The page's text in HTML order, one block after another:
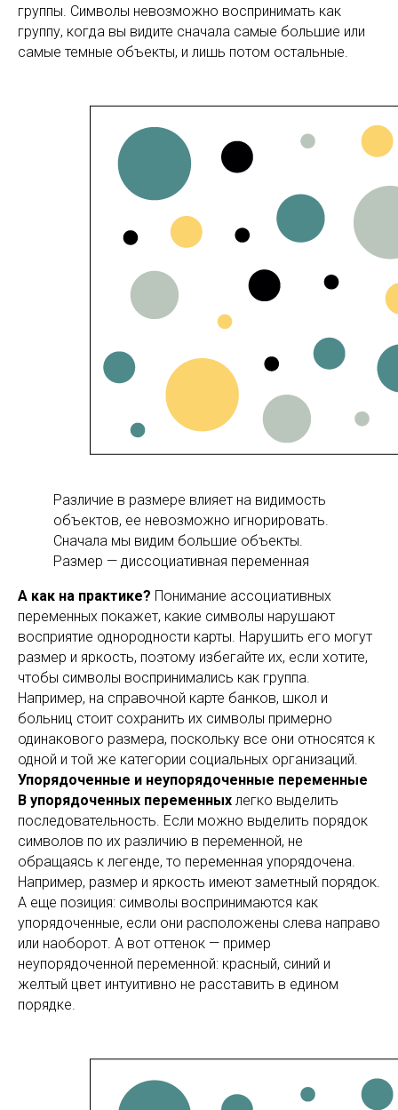
группы. Символы невозможно воспринимать как
группу, когда вы видите сначала самые большие или
самые темные объекты, и лишь потом остальные.
Различие в размере влияет на видимость
объектов, ее невозможно игнорировать.
Сначала мы видим большие объекты.
Размер — диссоциативная переменная
А как на практике? Понимание ассоциативных
переменных покажет, какие символы нарушают
восприятие однородности карты. Нарушить его могут
размер и яркость, поэтому избегайте их, если хотите,
чтобы символы воспринимались как группа.
Например, на справочной карте банков, школ и
больниц стоит сохранить их символы примерно
одинакового размера, поскольку все они относятся к
одной и той же категории социальных организаций.
Упорядоченные и неупорядоченные переменные
В упорядоченных переменных легко выделить
последовательность. Если можно выделить порядок
символов по их различию в переменной, не
обращаясь к легенде, то переменная упорядочена.
Например, размер и яркость имеют заметный порядок.
А еще позиция: символы воспринимаются как
упорядоченные, если они расположены слева направо
или наоборот. А вот оттенок — пример
неупорядоченной переменной: красный, синий и
желтый цвет интуитивно не расставить в едином
порядке.